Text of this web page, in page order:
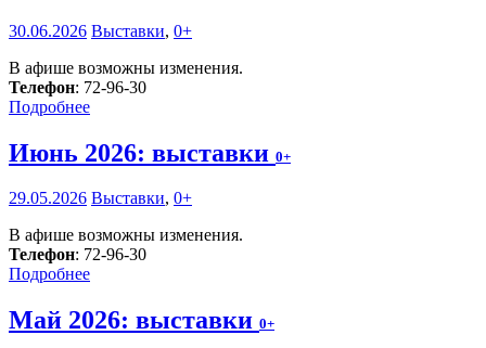
30.06.2026 Выставки, 0+
В афише возможны изменения.
Телефон: 72-96-30
Подробнее
Июнь 2026: выставки 0+
29.05.2026 Выставки, 0+
В афише возможны изменения.
Телефон: 72-96-30
Подробнее
Май 2026: выставки 0+